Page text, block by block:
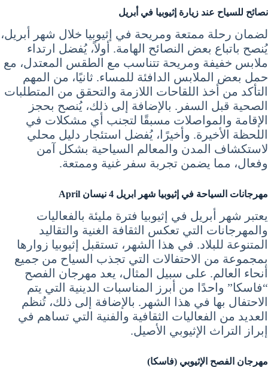
نصائح للسياح عند زيارة إثيوبيا في أبريل
لضمان رحلة ممتعة ومريحة في إثيوبيا خلال شهر أبريل،
يُنصح باتباع بعض النصائح الهامة. أولاً، يُفضل ارتداء
ملابس خفيفة ومريحة تتناسب مع الطقس المعتدل، مع
حمل بعض الملابس الدافئة للمساء. ثانيًا، من المهم
التأكد من أخذ اللقاحات اللازمة والتحقق من المتطلبات
الصحية قبل السفر. بالإضافة إلى ذلك، يُنصح بحجز
الإقامة والمواصلات مسبقًا لتجنب أي مشكلات في
اللحظة الأخيرة. وأخيرًا، يُفضل استئجار دليل محلي
لاستكشاف المدن والمعالم السياحية بشكل آمن
وفعال، مما يضمن تجربة سفر غنية وممتعة.
مهرجانات السياحة في إثيوبيا شهر ابريل 4 نيسان April
يعتبر شهر أبريل في إثيوبيا فترة مليئة بالفعاليات
والمهرجانات التي تعكس الثقافة الغنية والتقاليد
المتنوعة للبلاد. في هذا الشهر، تستقبل إثيوبيا زوارها
بمجموعة من الاحتفالات التي تجذب السياح من جميع
أنحاء العالم. على سبيل المثال، يعد مهرجان الفصح
“فاسكا” واحدًا من أبرز المناسبات الدينية التي يتم
الاحتفال بها في هذا الشهر. بالإضافة إلى ذلك، تُنظم
العديد من الفعاليات الثقافية والفنية التي تساهم في
إبراز التراث الإثيوبي الأصيل.
مهرجان الفصح الإثيوبي (فاسكا)